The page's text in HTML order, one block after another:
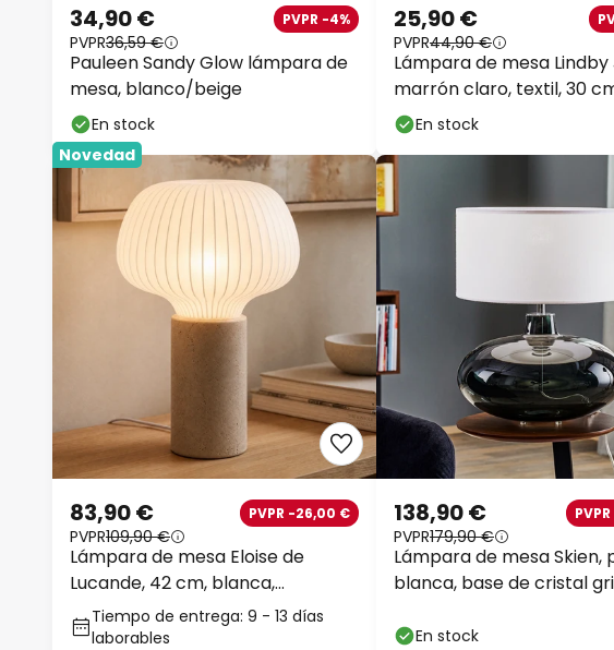
Pauleen Sandy Glow lámpara de
mesa, blanco/beige
34,90 € PVPR -4%
PVPR36,59 €
En stock
Lámpara de mesa Lindby
marrón claro, textil, 30
altura, E27
25,90 €
PVPR44,90 €
En stock
Novedad
Lámpara de mesa Eloise de
Lucande, 42 cm, blanca,
tejido/hormigón, E27
83,90 € PVPR -26,00 €
PVPR109,90 €
Tiempo de entrega: 9 - 13 días
laborables
Lámpara de mesa Skien,
blanca, base de cristal
138,90 €
PVPR179,90 €
En stock